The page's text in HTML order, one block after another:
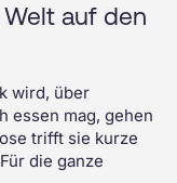
auf den
wird, über
essen mag, gehen
trifft sie kurze
die ganze